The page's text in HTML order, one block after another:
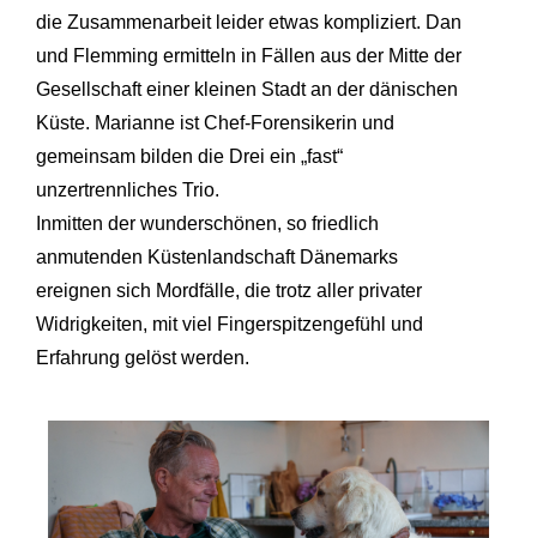
die Zusammenarbeit leider etwas kompliziert. Dan
und Flemming ermitteln in Fällen aus der Mitte der
Gesellschaft einer kleinen Stadt an der dänischen
Küste. Marianne ist Chef-Forensikerin und
gemeinsam bilden die Drei ein „fast“
unzertrennliches Trio.
Inmitten der wunderschönen, so friedlich
anmutenden Küstenlandschaft Dänemarks
ereignen sich Mordfälle, die trotz aller privater
Widrigkeiten, mit viel Fingerspitzengefühl und
Erfahrung gelöst werden.